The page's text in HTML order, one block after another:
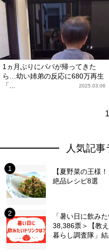
1ヵ月ぶりにパパが帰ってきた
ら…幼い姉弟の反応に680万再生
「...
2025.03.06
人気記
【夏野菜の王様
絶品レシピ8選
「暑い日に飲み
38,386票＞【教
暮らし調査隊」結